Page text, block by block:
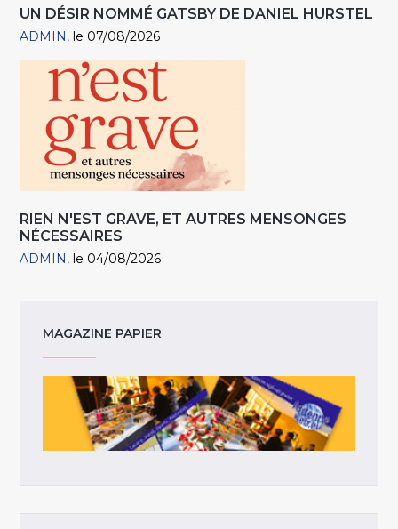
UN DÉSIR NOMMÉ GATSBY DE DANIEL HURSTEL
ADMIN le 07/08/2026
RIEN N'EST GRAVE, ET AUTRES MENSONGES
NÉCESSAIRES
ADMIN le 04/08/2026
MAGAZINE PAPIER